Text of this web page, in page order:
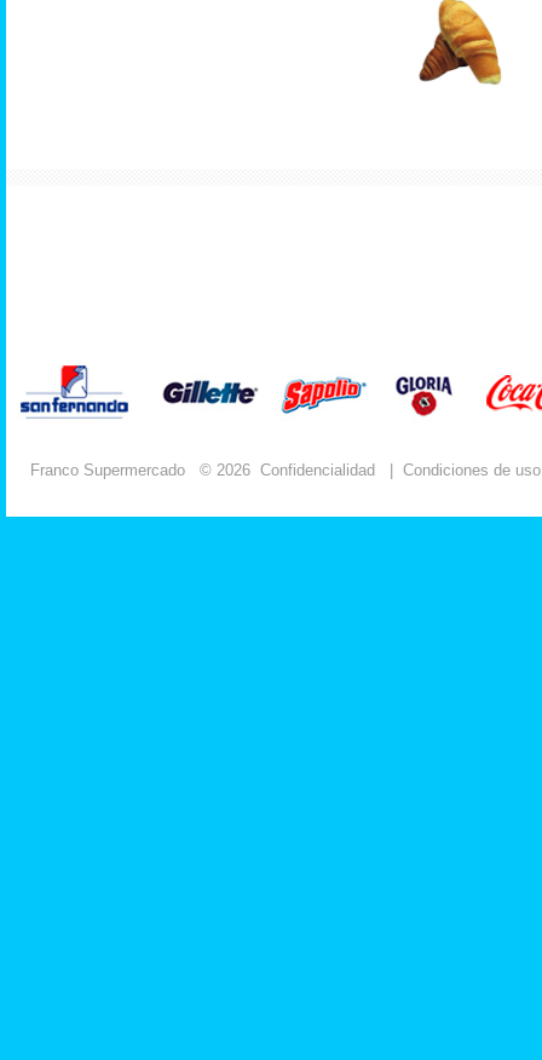
Franco Supermercado © 2026 Confidencialidad Condiciones de uso